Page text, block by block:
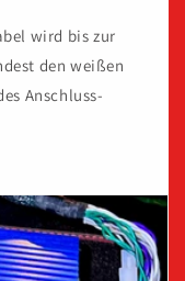
wird bis zur
den weißen
Anschluss-